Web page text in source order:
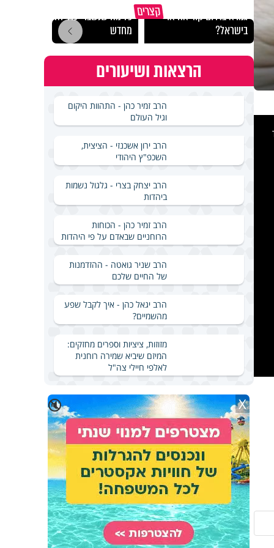
קצרים גמרא בדרום קוריאה או
בישראל?
כל מה שנשבר יכול להיבנות
מחדש
הרצאות ושיעורים
הרב זמיר כהן - התהוות היקום
וגיל העולם
הרב ירון אשכנזי - הציצית,
השכפ"ץ היהודי
הרב יצחק בצרי - גלגול נשמות
ביהדות
הרב זמיר כהן - הכוחות
הרוחניים שבאדם על פי היהדות
הרב שניר גואטה - ההזדמנות
של החיים שלכם
הרב יגאל כהן - איך לקבל שפע
מהשמיים?
מזוזות, ציציות וספרים מחזקים:
המיזם שיביא שמירה רוחנית
לאלפי חיילי צה"ל
🔇 X